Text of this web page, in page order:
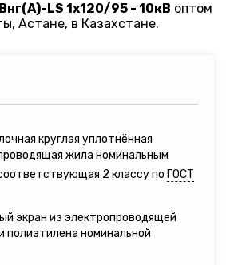
LS 1х120/95 - 10кВ оптом
Астане, в Казахстане.
круглая уплотнённая
жила номинальным
2 классу по ГОСТ
экран из электропроводящей
полиэтилена номинальной